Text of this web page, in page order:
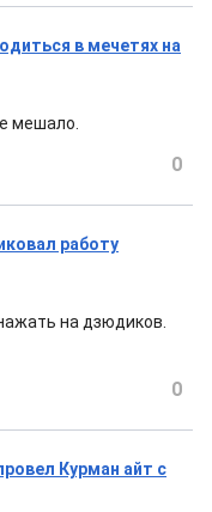
в мечетях на
мешало.
0
работу
на дзюдиков.
0
Курман айт с